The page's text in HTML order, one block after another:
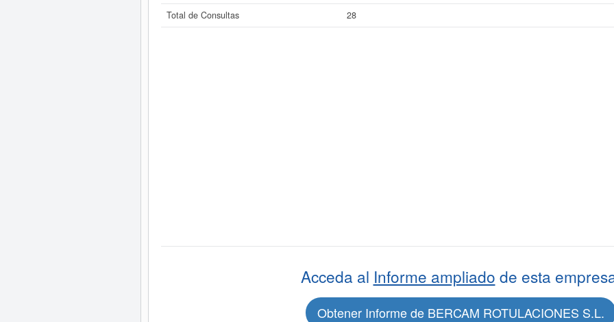
Total de Consultas
28
Acceda al Informe ampliado de esta
Obtener Informe de BERCAM ROTULACIONES S.L.